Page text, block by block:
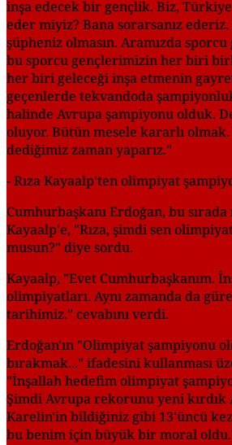
inşa edecek bir gençlik. Biz,
eder miyiz? Bana sorarsanız
şüpheniz olmasın. Aramızda
bu sporcu gençlerimizin her biri
her biri geleceği inşa etmenin
geçenlerde tekvandoda
halinde Avrupa şampiyonu olduk.
oluyor. Bütün mesele kararlı olmak.
dediğimiz zaman yaparız."
- Rıza Kayaalp'ten olimpiyat
Cumhurbaşkanı Erdoğan, bu
Kayaalp'e, "Rıza, şimdi sen
musun?" diye sordu.
Kayaalp, "Evet Cumhurbaşkanım.
olimpiyatları. Aynı zamanda da
tarihimiz." cevabını verdi.
Erdoğan'ın "Olimpiyat şampiyonu
bırakmak..." ifadesini kullanması
"İnşallah hedefim olimpiyat
Şimdi Avrupa rekorunu yeni kırdık
Karelin'in bildiğiniz gibi 13'üncü
bu benim için büyük bir moral